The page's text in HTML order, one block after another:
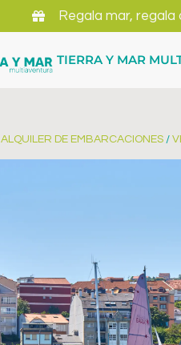
Regala mar,
TIERRA Y MAR
ALQUILER DE EMBARCACIONES/